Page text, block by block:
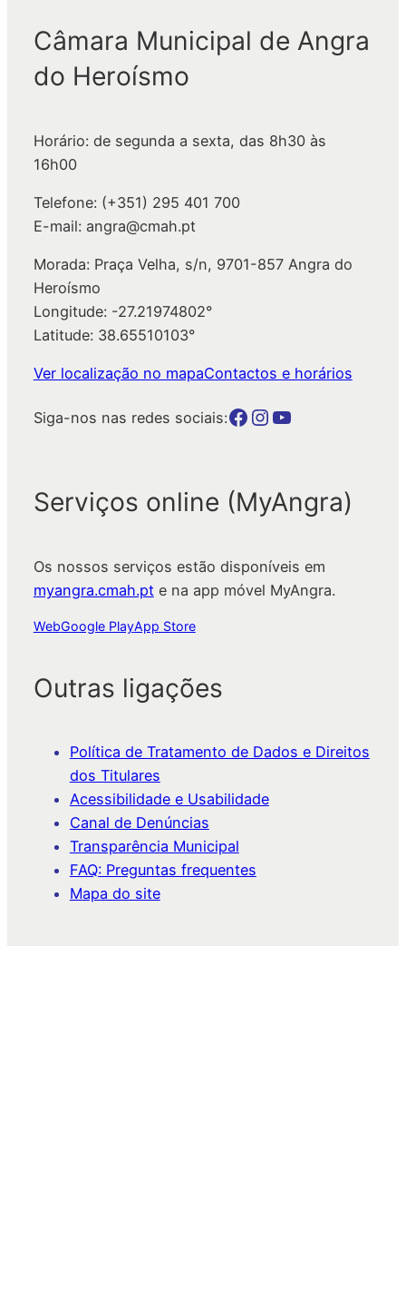
uCâmara Municipal de Angra
do Heroísmo
Horário: de segunda a sexta, das 8h30 às
16h00
Telefone: (+351) 295 401 700
E-mail: angra@cmah.pt
Morada: Praça Velha, s/n, 9701-857 Angra do
Heroísmo
Longitude: -27.21974802°
Latitude: 38.65510103°
Ver localização no mapaContactos e horários
Siga-nos nas redes sociais:Botão para a página da autarquia no Facebook Botão para a página da autarquia no Instagram Botão para a página da autarquia no Youtube
Serviços online (MyAngra)
Os nossos serviços estão disponíveis em
myangra.cmah.pt e na app móvel MyAngra.
WebGoogle PlayApp Store
Outras ligações
Política de Tratamento de Dados e Direitos
dos Titulares
Acessibilidade e Usabilidade
Canal de Denúncias
Transparência Municipal
FAQ: Preguntas frequentes
Mapa do site